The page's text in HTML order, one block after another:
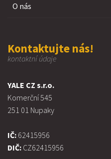
O nás
Kontaktujte nás!
kontaktní údaje
YALE CZ s.r.o.
Komerční 545
251 01 Nupaky
IČ: 62415956
DIČ: CZ62415956